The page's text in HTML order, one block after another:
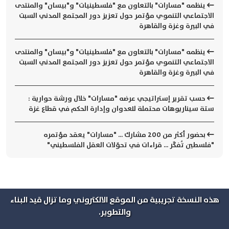
ينظمه "مسارات" بالتعاون مع "فلسطينيات" و"بيسان" والمنتدى
الاجتماعي التنموي مؤتمر حول تعزيز دور المجتمع المدني السبت
في البيرة وغزة والقاهرة
ينظمه "مسارات" بالتعاون مع "فلسطينيات" و"بيسان" والمنتدى
الاجتماعي التنموي مؤتمر حول تعزيز دور المجتمع المدني السبت
في البيرة وغزة والقاهرة
حسب تقرير إستراتيجي عرضه "مسارات" خلال ورشة حوارية :
ستة سيناريوهات محتملة للعدوان وإدارة الحكم في قطاع غزة
بحضور أكثر من 200 مشارك ... "مسارات" يعقد مؤتمره
"فلسطين تُفكّر ... قراءات في تحوّلات العقل الفلسطيني"
هذه النسخة تجريبية من الموقع الالكتروني وما تزال قيد البناء
والتطوير.